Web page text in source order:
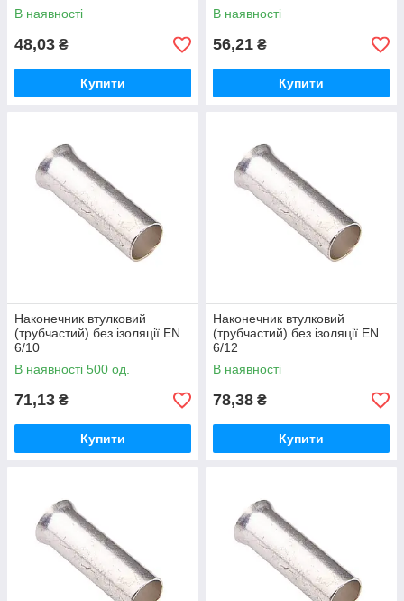
В наявності
48,03 ₴
Купити
В наявності
56,21 ₴
Купити
Наконечник втулковий
(трубчастий) без ізоляції EN
6/10
В наявності 500 од.
71,13 ₴
Купити
Наконечник втулковий
(трубчастий) без ізоляції EN
6/12
В наявності
78,38 ₴
Купити